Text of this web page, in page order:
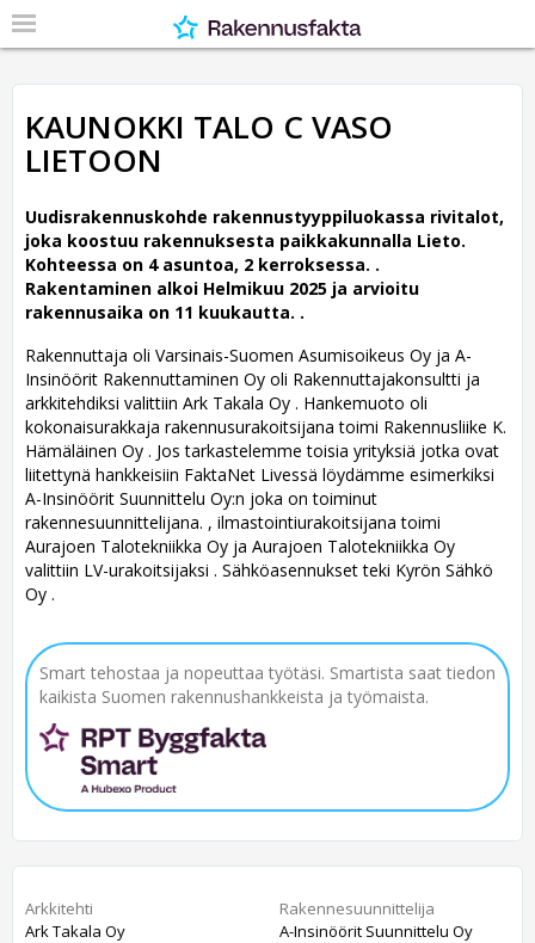
KAUNOKKI TALO C VASO
LIETOON
Uudisrakennuskohde rakennustyyppiluokassa rivitalot,
joka koostuu rakennuksesta paikkakunnalla Lieto.
Kohteessa on 4 asuntoa, 2 kerroksessa. .
Rakentaminen alkoi Helmikuu 2025 ja arvioitu
rakennusaika on 11 kuukautta. .
Rakennuttaja oli Varsinais-Suomen Asumisoikeus Oy ja A-
Insinöörit Rakennuttaminen Oy oli Rakennuttajakonsultti ja
arkkitehdiksi valittiin Ark Takala Oy . Hankemuoto oli
kokonaisurakkaja rakennusurakoitsijana toimi Rakennusliike K.
Hämäläinen Oy . Jos tarkastelemme toisia yrityksiä jotka ovat
liitettynä hankkeisiin FaktaNet Livessä löydämme esimerkiksi
A-Insinöörit Suunnittelu Oy:n joka on toiminut
rakennesuunnittelijana. , ilmastointiurakoitsijana toimi
Aurajoen Talotekniikka Oy ja Aurajoen Talotekniikka Oy
valittiin LV-urakoitsijaksi . Sähköasennukset teki Kyrön Sähkö
Oy .
Smart tehostaa ja nopeuttaa työtäsi. Smartista saat tiedon
kaikista Suomen rakennushankkeista ja työmaista.
Arkkitehti
Ark Takala Oy
Rakennesuunnittelija
A-Insinöörit Suunnittelu Oy